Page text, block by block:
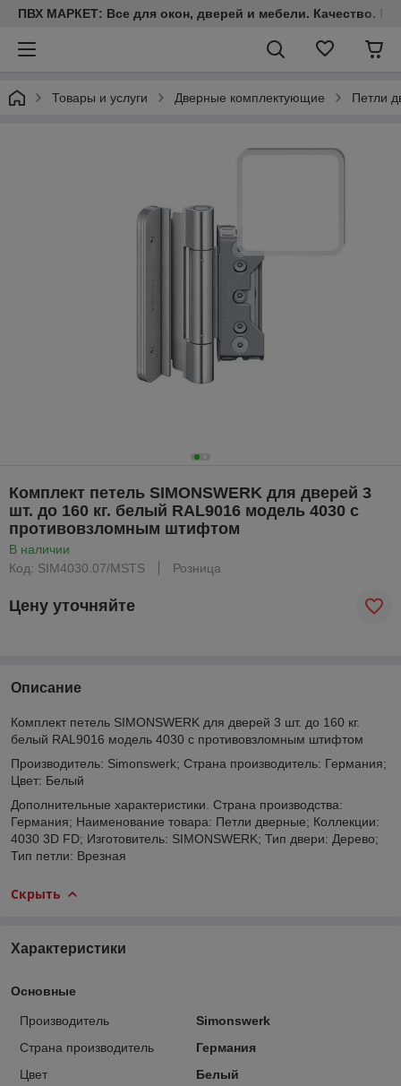
ПВХ МАРКЕТ: Все для окон, дверей и мебели. Качество.
Товары и услуги Дверные комплектующие Петли
Комплект петель SIMONSWERK для дверей 3
шт. до 160 кг. белый RAL9016 модель 4030 с
противовзломным штифтом
В наличии
Код: SIM4030.07/MSTS
Розница
Цену уточняйте
Описание
Комплект петель SIMONSWERK для дверей 3 шт. до 160 кг.
белый RAL9016 модель 4030 с противовзломным штифтом
Производитель: Simonswerk; Страна производитель: Германия;
Цвет: Белый
Дополнительные характеристики. Страна производства:
Германия; Наименование товара: Петли дверные; Коллекции:
4030 3D FD; Изготовитель: SIMONSWERK; Тип двери: Дерево;
Тип петли: Врезная
Скрыть
Характеристики
Основные
Производитель
Simonswerk
Страна производитель
Германия
Цвет
Белый